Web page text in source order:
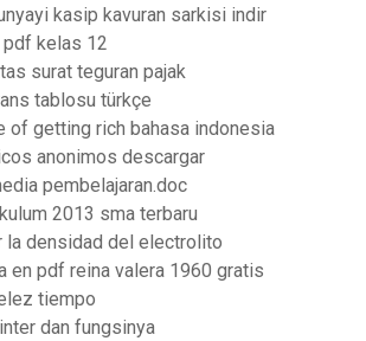
kasip kavuran sarkisi indir
pdf kelas 12
surat teguran pajak
tablosu türkçe
of getting rich bahasa indonesia
anonimos descargar
pembelajaran.doc
2013 sma terbaru
la densidad del electrolito
en pdf reina valera 1960 gratis
tiempo
dan fungsinya